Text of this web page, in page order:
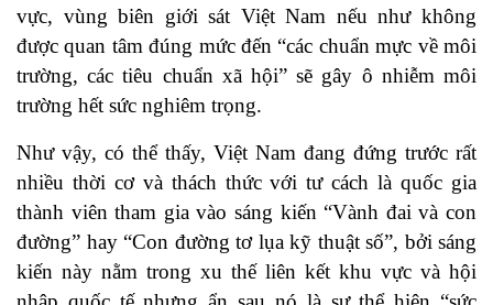
vực, vùng biên giới sát Việt Nam nếu như không
được quan tâm đúng mức đến “các chuẩn mực về môi
trường, các tiêu chuẩn xã hội” sẽ gây ô nhiễm môi
trường hết sức nghiêm trọng.
Như vậy, có thể thấy, Việt Nam đang đứng trước rất
nhiều thời cơ và thách thức với tư cách là quốc gia
thành viên tham gia vào sáng kiến “Vành đai và con
đường” hay “Con đường tơ lụa kỹ thuật số”, bởi sáng
kiến này nằm trong xu thế liên kết khu vực và hội